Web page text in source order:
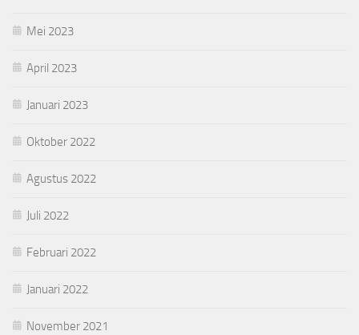
Mei 2023
April 2023
Januari 2023
Oktober 2022
Agustus 2022
Juli 2022
Februari 2022
Januari 2022
November 2021